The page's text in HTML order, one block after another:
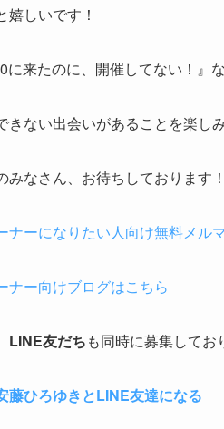
嬉しいです！
に来たのに、開催してない！』
きない出会いがあることを楽し
みなさん、お待ちしております！
ナーになりたい人向け無料メル
ナー向けブログはこちら
LINE友だちも同時に募集してお
ひろゆきとLINE友達になる